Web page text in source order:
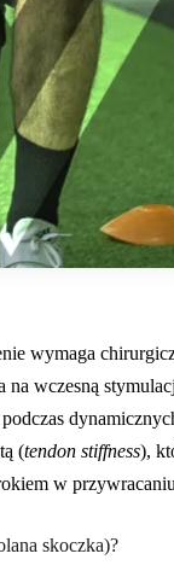
wymaga
wczesną
(tendon stiffness),
w
skoczka)?